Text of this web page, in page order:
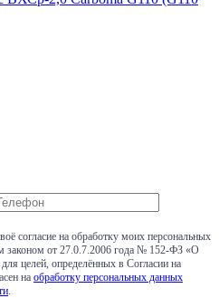
согласие на обработку моих персональных
законом от 27.0.7.2006 года № 152-ФЗ «О
целей, определённых в Согласии на
на обработку персональных данных